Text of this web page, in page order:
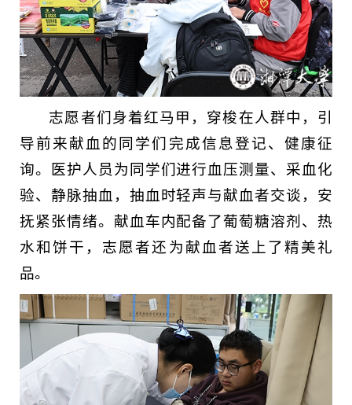
志愿者们身着红马甲，穿梭在人群中，引
导前来献血的同学们完成信息登记、健康征
询。医护人员为同学们进行血压测量、采血化
验、静脉抽血，抽血时轻声与献血者交谈，安
抚紧张情绪。献血车内配备了葡萄糖溶剂、热
水和饼干，志愿者还为献血者送上了精美礼
品。